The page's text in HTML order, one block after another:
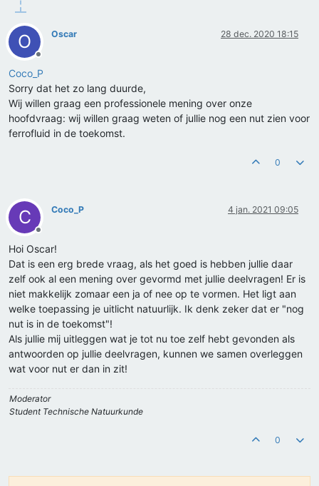
O
Offline
Oscar 28 dec. 2020 18:15
Coco_P
Sorry dat het zo lang duurde,
Wij willen graag een professionele mening over onze
hoofdvraag: wij willen graag weten of jullie nog een nut zien voor
ferrofluid in de toekomst.
0
C
Offline
Coco_P 4 jan. 2021 09:05
Hoi Oscar!
Dat is een erg brede vraag, als het goed is hebben jullie daar
zelf ook al een mening over gevormd met jullie deelvragen! Er is
niet makkelijk zomaar een ja of nee op te vormen. Het ligt aan
welke toepassing je uitlicht natuurlijk. Ik denk zeker dat er "nog
nut is in de toekomst"!
Als jullie mij uitleggen wat je tot nu toe zelf hebt gevonden als
antwoorden op jullie deelvragen, kunnen we samen overleggen
wat voor nut er dan in zit!
Moderator
Student Technische Natuurkunde
0